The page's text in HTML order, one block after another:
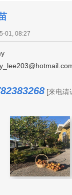
01, 08:27
[来电请